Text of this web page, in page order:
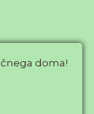
doma!